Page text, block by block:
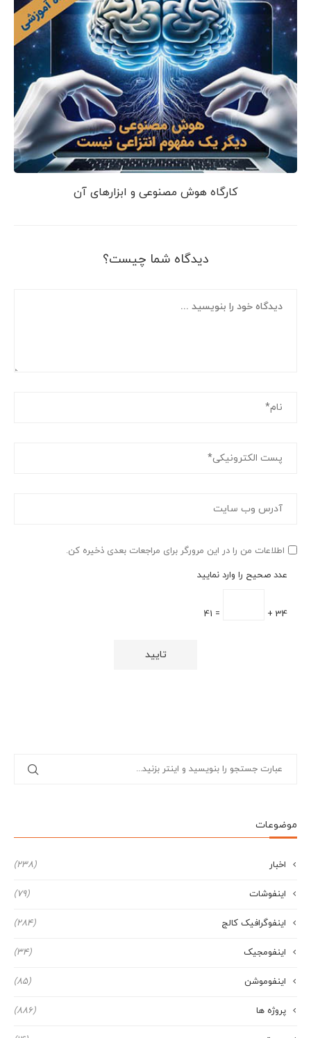
کارگاه هوش مصنوعی و ابزارهای آن
دیدگاه شما چیست؟
اطلاعات من را در این مرورگر برای مراجعات بعدی ذخیره کن.
عدد صحیح را وارد نمایید
34 +
= 41
موضوعات
اخبار (238)
اینفوشات (79)
اینفوگرافیک کالج (284)
اینفومجیک (34)
اینفوموشن (85)
پروژه ها (886)